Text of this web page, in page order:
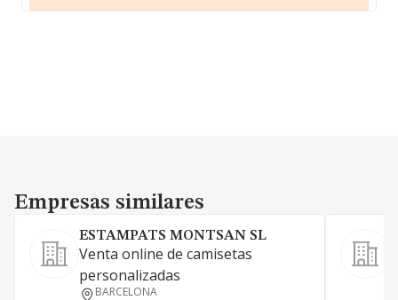
Empresas similares
Empresas similares
ESTAMPATS MONTSAN SL
Venta online de camisetas
personalizadas
BARCELONA